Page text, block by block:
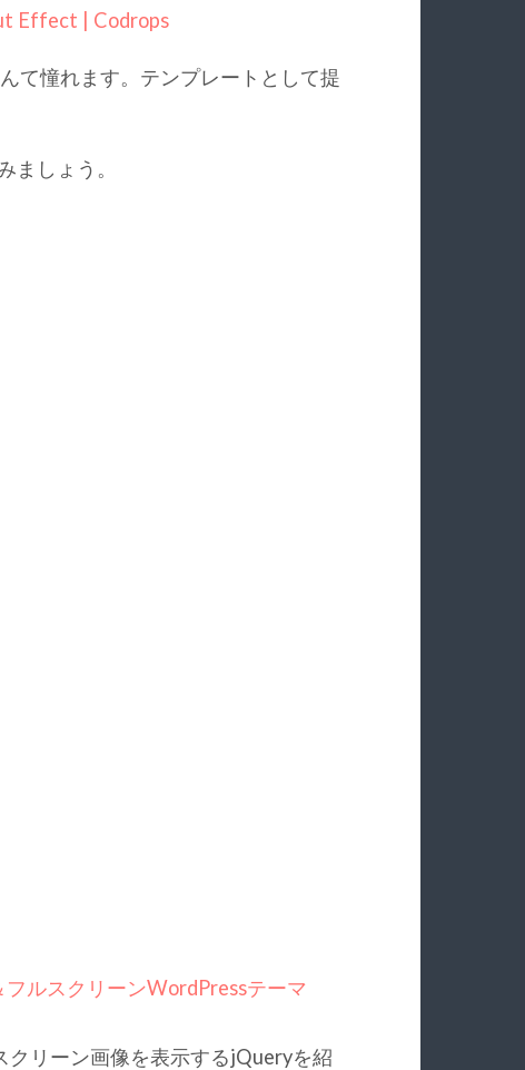
Effect | Codrops
て憧れます。テンプレートとして提
ましょう。
ルスクリーンWordPressテーマ
リーン画像を表示するjQueryを紹